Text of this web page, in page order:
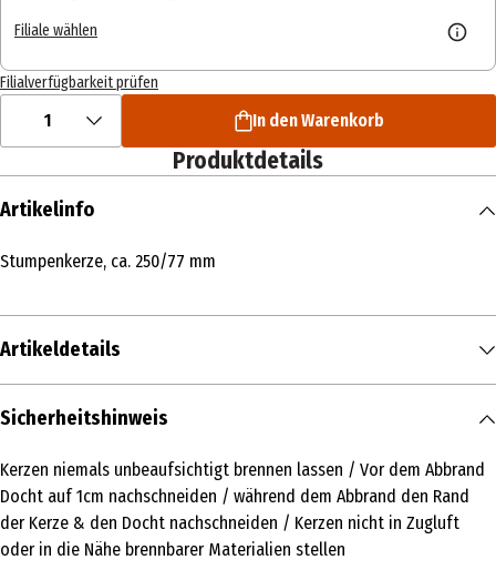
Filiale wählen
Filialverfügbarkeit prüfen
1 In den Warenkorb
Produktdetails
Artikelinfo
Stumpenkerze, ca. 250/77 mm
Artikeldetails
Inhalt
Produkttyp
Stumpenkerzen
Durchmesser
Sicherheitshinweis
Kerzen niemals unbeaufsichtigt brennen lassen / Vor dem Abbrand
Docht auf 1cm nachschneiden / während dem Abbrand den Rand
der Kerze & den Docht nachschneiden / Kerzen nicht in Zugluft
oder in die Nähe brennbarer Materialien stellen